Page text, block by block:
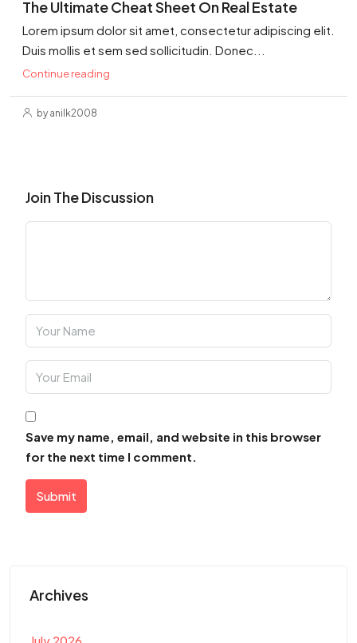
The Ultimate Cheat Sheet On Real Estate
Lorem ipsum dolor sit amet, consectetur adipiscing elit.
Duis mollis et sem sed sollicitudin. Donec...
Continue reading
by anilk2008
Join The Discussion
Save my name, email, and website in this browser
for the next time I comment.
Submit
Archives
July 2026